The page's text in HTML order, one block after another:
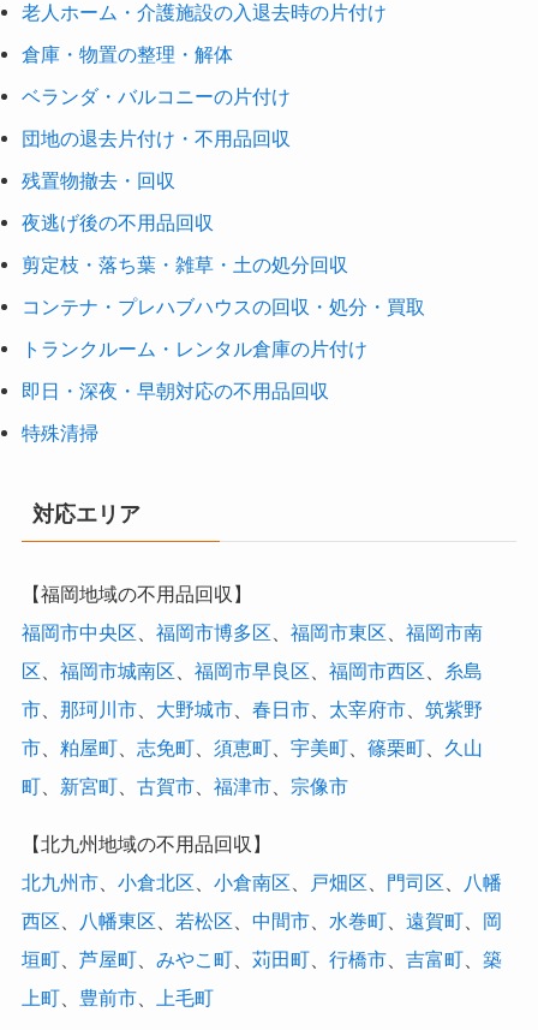
老人ホーム・介護施設の入退去時の片付け
倉庫・物置の整理・解体
ベランダ・バルコニーの片付け
団地の退去片付け・不用品回収
残置物撤去・回収
夜逃げ後の不用品回収
剪定枝・落ち葉・雑草・土の処分回収
コンテナ・プレハブハウスの回収・処分・買取
トランクルーム・レンタル倉庫の片付け
即日・深夜・早朝対応の不用品回収
特殊清掃
対応エリア
【福岡地域の不用品回収】
福岡市中央区
福岡市博多区 福岡市東区
福岡市南
区
福岡市城南区 福岡市早良区 福岡市西区
糸島
市、 那珂川市、 大野城市、 春日市、 太宰府市、 筑紫野
市、 粕屋町、 志免町、 須恵町、 宇美町、 篠栗町、 久山
町、 新宮町、 古賀市、 福津市、 宗像市
【北九州地域の不用品回収】
北九州市、 小倉北区 小倉南区 戸畑区 門司区
八幡
西区
八幡東区 若松区 中間市、 水巻町、 遠賀町、 岡
垣町、 芦屋町、 みやこ町、 苅田町、 行橋市、 吉富町、 築
上町、 豊前市、 上毛町